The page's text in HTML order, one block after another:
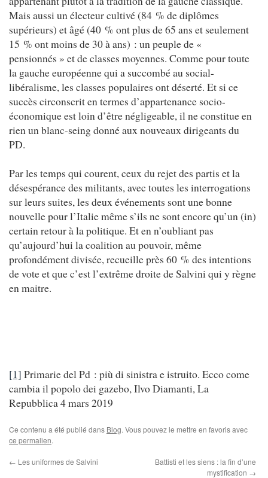
Mais aussi un électeur cultivé (84 % de diplômes
supérieurs) et âgé (40 % ont plus de 65 ans et seulement
15 % ont moins de 30 à ans) : un peuple de «
pensionnés » et de classes moyennes. Comme pour toute
la gauche européenne qui a succombé au social-
libéralisme, les classes populaires ont déserté. Et si ce
succès circonscrit en termes d’appartenance socio-
économique est loin d’être négligeable, il ne constitue en
rien un blanc-seing donné aux nouveaux dirigeants du
PD.
Par les temps qui courent, ceux du rejet des partis et la
désespérance des militants, avec toutes les interrogations
sur leurs suites, les deux événements sont une bonne
nouvelle pour l’Italie même s’ils ne sont encore qu’un (in)
certain retour à la politique. Et en n’oubliant pas
qu’aujourd’hui la coalition au pouvoir, même
profondément divisée, recueille près 60 % des intentions
de vote et que c’est l’extrême droite de Salvini qui y règne
en maitre.
[1] Primarie del Pd : più di sinistra e istruito. Ecco come
cambia il popolo dei gazebo, Ilvo Diamanti, La
Repubblica 4 mars 2019
Ce contenu a été publié dans Blog. Vous pouvez le mettre en favoris avec
ce permalien.
← Les uniformes de Salvini
Battisti et les siens : la fin d’une
mystification →